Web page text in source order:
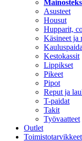
Asusteet
Housut
Hupparit,
Käsineet ja
Kestokassit
Lippikset
Pikeet
Pipot
Reput ja
T-paidat
Takit
Työvaatteet
Outlet
Toimistotarvikkeet